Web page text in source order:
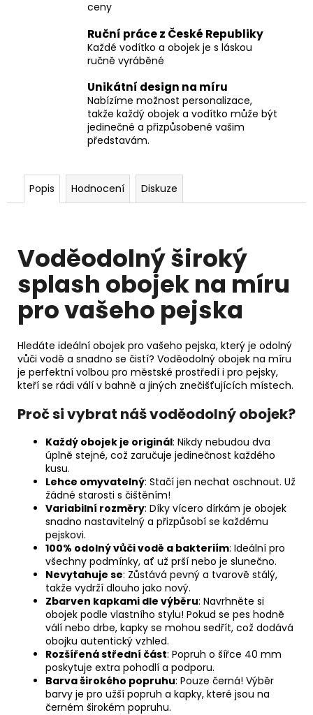
ceny
Ruční práce z České Republiky
Každé vodítko a obojek je s láskou
ručně vyráběné
Unikátní design na míru
Nabízíme možnost personalizace,
takže každý obojek a vodítko může být
jedinečné a přizpůsobené vašim
představám.
Popis Hodnocení Diskuze
Voděodolný široký
splash obojek na míru
pro vašeho pejska
Hledáte ideální obojek pro vašeho pejska, který je odolný
vůči vodě a snadno se čistí? Voděodolný obojek na míru
je perfektní volbou pro městské prostředí i pro pejsky,
kteří se rádi válí v bahně a jiných znečišťujících místech.
Proč si vybrat náš voděodolný obojek?
Každý obojek je originál: Nikdy nebudou dva
úplně stejné, což zaručuje jedinečnost každého
kusu.
Lehce omyvatelný: Stačí jen nechat oschnout. Už
žádné starosti s čištěním!
Variabilní rozměry: Díky vícero dírkám je obojek
snadno nastavitelný a přizpůsobí se každému
pejskovi.
100% odolný vůči vodě a bakteriím: Ideální pro
všechny podmínky, ať už prší nebo je slunečno.
Nevytahuje se: Zůstává pevný a tvarově stálý,
takže vydrží dlouho jako nový.
Zbarven kapkami dle výběru: Navrhněte si
obojek podle vlastního stylu! Pokud se pes hodně
válí nebo drbe, kapky se mohou sedřít, což dodává
obojku autentický vzhled.
Rozšířená střední část: Popruh o šířce 40 mm
poskytuje extra pohodlí a podporu.
Barva širokého popruhu: Pouze černá! Výběr
barvy je pro užší popruh a kapky, které jsou na
černém širokém popruhu.